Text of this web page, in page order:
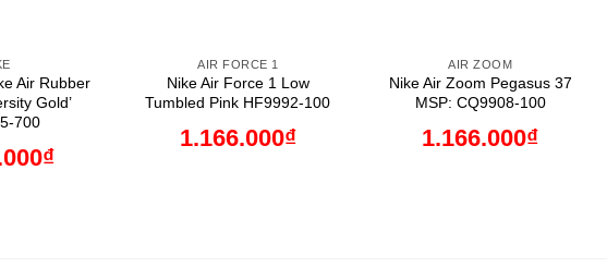
Air Rubber
Gold’
700
₫
AIR FORCE 1
Nike Air Force 1 Low
Tumbled Pink HF9992-100
1.166.000₫
AIR ZOOM
Nike Air Zoom Pegasus 37
MSP: CQ9908-100
1.166.000₫